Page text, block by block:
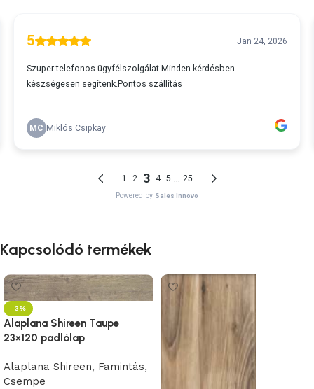
Kapcsolódó termékek
-3%
Alaplana Shireen Taupe
23×120 padlólap
Alaplana Shireen, Famintás,
Csempe